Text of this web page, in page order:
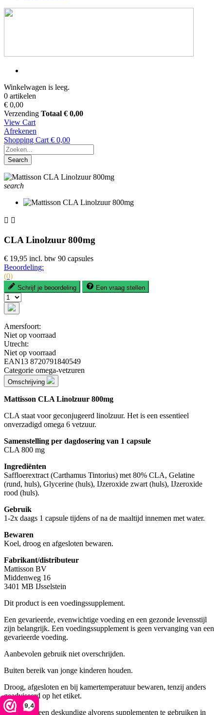
9,4
Winkelwagen is leeg.
0 artikelen
€ 0,00
Verzending Totaal € 0,00
View Cart
Afrekenen
Shopping Cart € 0,00
Search
search
 
CLA Linolzuur 800mg
€ 19,95 incl. btw 90 capsules
Beoordeling:
(0)
Schrijf je beoordeling Een vraag stellen
Amersfoort:
Niet op voorraad
Utrecht:
Niet op voorraad
EAN13 8720791840549
Categorie omega-vetzuren
Omschrijving
Mattisson CLA Linolzuur 800mg
CLA staat voor geconjugeerd linolzuur. Het is een essentieel
onverzadigd omega 6 vetzuur.
Samenstelling per dagdosering van 1 capsule
CLA 800 mg
Ingrediënten
Saffloerextract (Carthamus Tintorius) met 80% CLA, Gelatine
(rund, huls), Glycerine (huls), IJzeroxide zwart (huls), IJzeroxide
rood (huls).
Gebruik
1-2x daags 1 capsule tijdens of na de maaltijd innemen met water.
Bewaren
Koel, droog en afgesloten bewaren.
Fabrikant/distributeur
Mattisson BV
Middenweg 16
3401 MB IJsselstein
Dit product is een voedingssupplement.
Een gevarieerde, evenwichtige voeding en een gezonde levensstijl
zijn belangrijk. Een voedingssupplement is geen vervanging van een
gevarieerde voeding.
Aanbevolen gebruik niet overschrijden.
Buiten bereik van jonge kinderen houden.
Droog, afgesloten en bij kamertemperatuur bewaren, tenzij anders
geadviseerd op het etiket.
Raadpleeg een deskundige alvorens supplementen te gebruiken in